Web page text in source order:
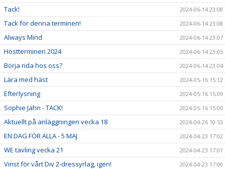
Tack! 2024-06-14 23:08
Tack för denna terminen! 2024-06-14 23:08
Always Mind 2024-06-14 23:07
Höstterminen 2024 2024-06-14 23:05
Börja rida hos oss? 2024-06-14 23:04
Lära med häst 2024-05-16 15:12
Efterlysning 2024-05-16 15:09
Sophie Jahn - TACK! 2024-05-16 15:09
Aktuellt på anläggningen vecka 18 2024-04-26 10:53
EN DAG FÖR ALLA - 5 MAJ 2024-04-23 17:02
WE tävling vecka 21 2024-04-23 17:01
Vinst för vårt Div 2-dressyrlag, igen! 2024-04-23 17:00